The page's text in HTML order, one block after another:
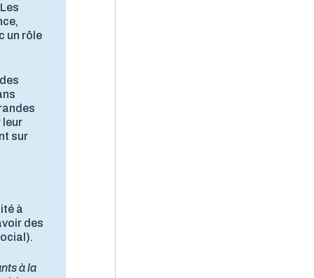
un rôle
leur
sur
à
des
à la